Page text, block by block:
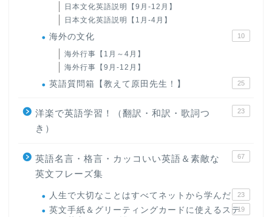
日本文化英語説明【9月-12月】
日本文化英語説明【1月-4月】
海外の文化 10
海外行事【1月～4月】
海外行事【9月-12月】
英語質問箱【教えて原田先生！】 25
洋楽で英語学習！（翻訳・和訳・歌詞つ
き）
23
英語名言・格言・カッコいい英語＆素敵な
英文フレーズ集
67
人生で大切なことはすべてネットから学んだ 23
英文手紙＆グリーティングカードに使えるステ19